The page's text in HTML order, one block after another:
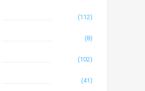
(112)
(8)
(102)
(41)